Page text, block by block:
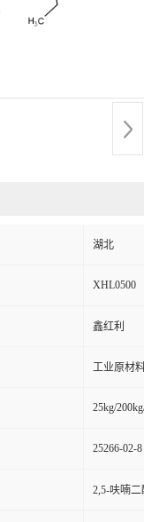
湖北
XHL0500
鑫红利
工业原材
25kg/
25266-02-8
2,5-呋喃